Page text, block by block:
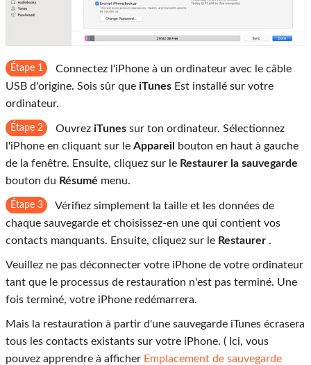
Étape 1
Connectez l'iPhone à un ordinateur avec le câble
USB d'origine. Sois sûr que iTunes Est installé sur votre
ordinateur.
Étape 2 Ouvrez iTunes sur ton ordinateur. Sélectionnez
l'iPhone en cliquant sur le Appareil
bouton en haut à gauche
de la fenêtre. Ensuite, cliquez sur le Restaurer la sauvegarde
bouton du Résumé menu.
Étape 3
Vérifiez simplement la taille et les données de
chaque sauvegarde et choisissez-en une qui contient vos
contacts manquants. Ensuite, cliquez sur le Restaurer .
Veuillez ne pas déconnecter votre iPhone de votre ordinateur
tant que le processus de restauration n'est pas terminé. Une
fois terminé, votre iPhone redémarrera.
Mais la restauration à partir d'une sauvegarde iTunes écrasera
tous les contacts existants sur votre iPhone. ( Ici, vous
pouvez apprendre à afficher Emplacement de sauvegarde